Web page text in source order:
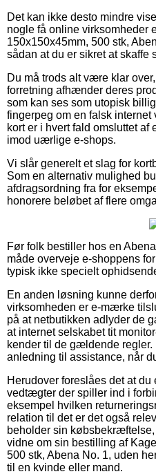
Det kan ikke desto mindre
nogle få online virksomheder
150x150x45mm, 500 stk,
sådan at du er sikret at skaffe
Du må trods alt være klar
forretning afhænder deres
som kan ses som utopisk
fingerpeg om en falsk
kort er i hvert fald omsluttet
imod uærlige e-shops.
Vi slår generelt et slag for
Som en alternativ mulighed
afdragsordning fra for
honorere beløbet af flere
Før folk bestiller hos en
måde overveje e-shoppens
typisk ikke specielt
En anden løsning kunne
virksomheden er e-mærke
på at netbutikken adlyder de
at internet selskabet tit
kender til de gældende regler.
anledning til assistance, når
Herudover foreslåes det at
vedtægter der spiller ind i
eksempel hvilken
relation til det er det også
beholder sin
vidne om sin bestilling af
500 stk, Abena No. 1, uden
til en kvinde eller mand.